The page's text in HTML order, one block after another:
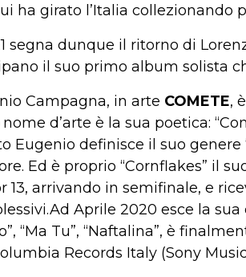
ha girato l’Italia collezionando
segna dunque il ritorno di
il suo primo album solista
Campagna, in arte COMETE,
nome d’arte è la sua poetica:
Eugenio definisce il suo genere
Ed è proprio “Cornflakes” il
13, arrivando in semifinale, e
Aprile 2020 esce la sua
“Ma Tu”, “Naftalina”, è
Records Italy (Sony